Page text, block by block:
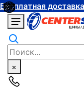
Бесплатная
×